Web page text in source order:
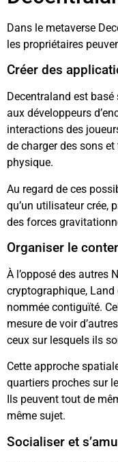
Dans le metaverse
les propriétaires
Créer des
Decentraland est
aux développeurs
interactions des
de charger des sons
physique.
Au regard de ces
qu’un utilisateur crée,
des forces
Organiser le
À l’opposé des autres
cryptographique, Land
nommée contiguïté.
mesure de voir
ceux sur lesquels ils
Cette approche
quartiers proches sur
Ils peuvent tout de
même sujet.
Socialiser et